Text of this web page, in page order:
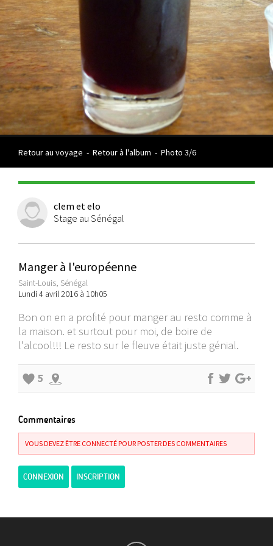
Retour au voyage - Retour à l'album - Photo 3/6
clem et elo
Stage au Sénégal
Manger à l'européenne
Saint-Louis, Sénégal
Lundi 4 avril 2016 à 10h05
Bon on en a profité pour manger au resto comme à
la maison. et surtout pour moi, de boire de
l'alcool!!! Le resto sur le fleuve était juste génial.
5
Commentaires
VOUS DEVEZ ÊTRE CONNECTÉ POUR POSTER DES COMMENTAIRES
CONNEXION INSCRIPTION